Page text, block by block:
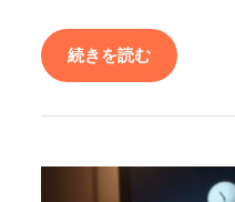
続きを読む